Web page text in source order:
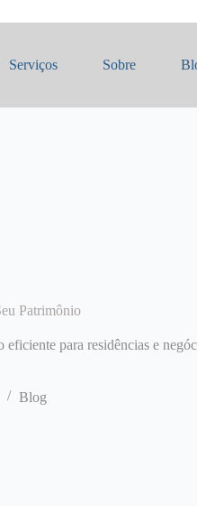
Serviços Sobre
Patrimônio
eficiente para residências e
Blog